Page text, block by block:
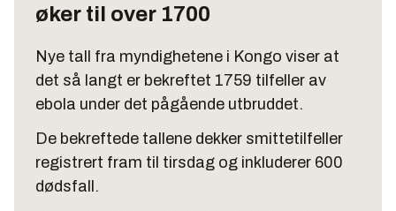
øker til over 1700
Nye tall fra myndighetene i Kongo viser at
det så langt er bekreftet 1759 tilfeller av
ebola under det pågående utbruddet.
De bekreftede tallene dekker smittetilfeller
registrert fram til tirsdag og inkluderer 600
dødsfall.